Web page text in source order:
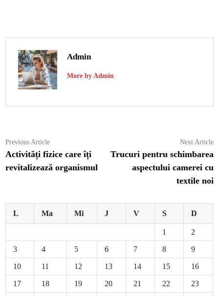
Admin
More by Admin
Navigare
în
articole
Previous ArticlePrevious
article:
Activități fizice care îți
revitalizează organismul
Next Article
Trucuri pentru schimbarea
aspectului camerei cu
textile noi
L Ma Mi J V S D
1 2
3 4 5 6 7 8 9
10 11 12 13 14 15 16
17 18 19 20 21 22 23